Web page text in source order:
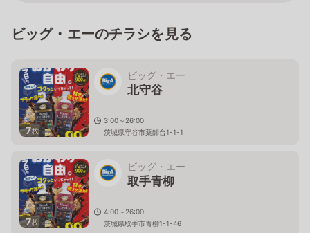
ビッグ・エーのチラシを見る
7枚
ビッグ・エー
北守谷
3:00～26:00
茨城県守谷市薬師台1-1-1
7枚
ビッグ・エー
取手青柳
4:00～26:00
茨城県取手市青柳1-1-46